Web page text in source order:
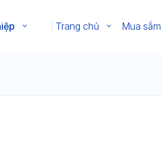
Trang chủ Mua sắm